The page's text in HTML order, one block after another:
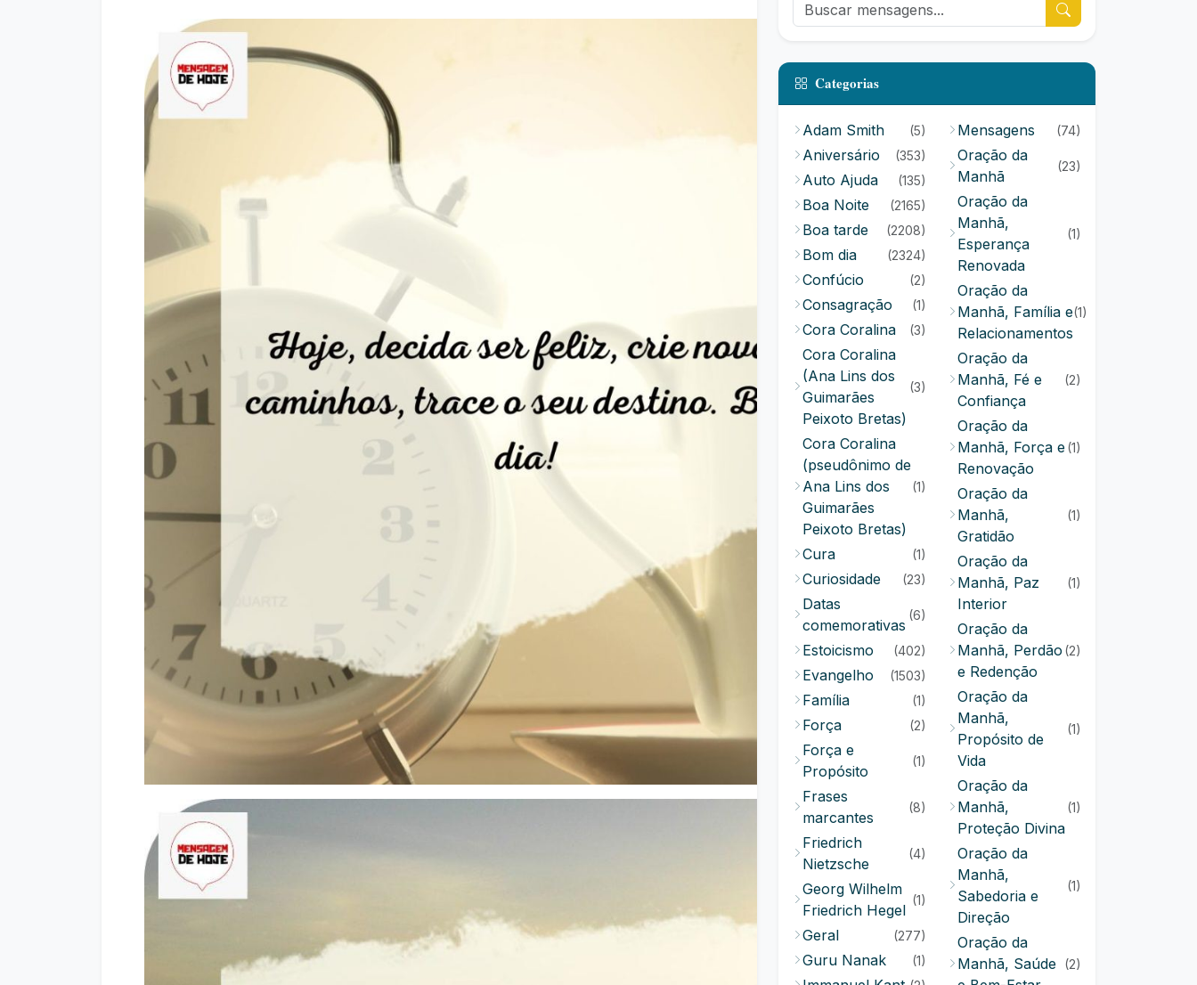
Categorias
Adam Smith (5)
Aniversário (353)
Auto Ajuda (135)
Boa Noite (2165)
Boa tarde (2208)
Bom dia (2324)
Confúcio (2)
Consagração (1)
Cora Coralina (3)
Cora Coralina
(Ana Lins dos
Guimarães
Peixoto Bretas)
(3)
Cora Coralina
(pseudônimo de
Ana Lins dos
Guimarães
Peixoto Bretas)
(1)
Cura (1)
Curiosidade (23)
Datas
comemorativas
(6)
Estoicismo (402)
Evangelho (1503)
Família (1)
Força (2)
Força e
Propósito
(1)
Frases
marcantes
(8)
Friedrich
Nietzsche
(4)
Georg Wilhelm
Friedrich Hegel
(1)
Geral (277)
Guru Nanak (1)
Mensagens (74)
Oração da
Manhã
(23)
Oração da
Manhã,
Esperança
Renovada
(1)
Oração da
Manhã, Família e
Relacionamentos
(1)
Oração da
Manhã, Fé e
Confiança
(2)
Oração da
Manhã, Força e
Renovação
(1)
Oração da
Manhã,
Gratidão
(1)
Oração da
Manhã, Paz
Interior
(1)
Oração da
Manhã, Perdão
e Redenção
(2)
Oração da
Manhã,
Propósito de
Vida
(1)
Oração da
Manhã,
Proteção Divina
(1)
Oração da
Manhã,
Sabedoria e
Direção
(1)
Oração da
Manhã, Saúde (2)